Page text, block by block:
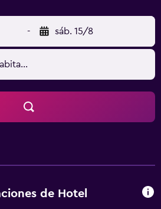
- sáb. 15/8
de Hotel